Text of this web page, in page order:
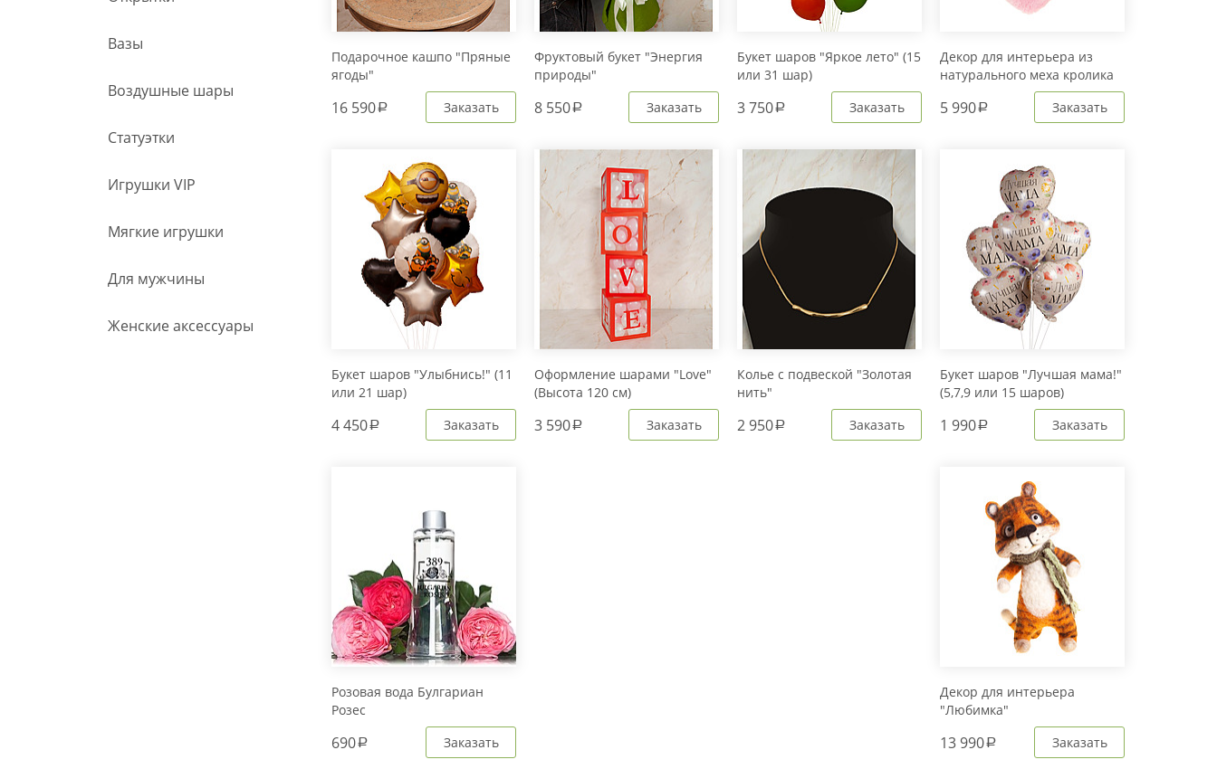
Вазы
Воздушные шары
Статуэтки
Игрушки VIP
Мягкие игрушки
Для мужчины
Женские аксессуары
Подарочное кашпо "Пряные
ягоды"
16 590a Заказать
Фруктовый букет "Энергия
природы"
8 550a Заказать
Букет шаров "Яркое лето" (15
или 31 шар)
3 750a Заказать
Декор для интерьера из
натурального меха кролика
Рекс "Сердце" IM20601
5 990a Заказать
Букет шаров "Улыбнись!" (11
или 21 шар)
4 450a Заказать
Оформление шарами "Love"
(Высота 120 см)
3 590a Заказать
Колье с подвеской "Золотая
нить"
2 950a Заказать
Букет шаров "Лучшая мама!"
(5,7,9 или 15 шаров)
1 990a Заказать
Розовая вода Булгариан
Розес
690a Заказать
Декор для интерьера
"Любимка"
13 990a Заказать